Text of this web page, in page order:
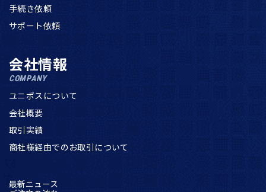
手続き依頼
サポート依頼
会社情報
COMPANY
ユニポスについて
会社概要
取引実績
商社様経由でのお取引について
最新ニュース